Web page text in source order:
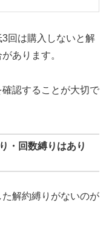
回は購入しないと解
あります。
認することが大切で
・回数縛りはあり
解約縛りがないのが